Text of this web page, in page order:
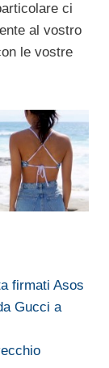
ci
al vostro
le vostre
firmati Asos
Gucci a